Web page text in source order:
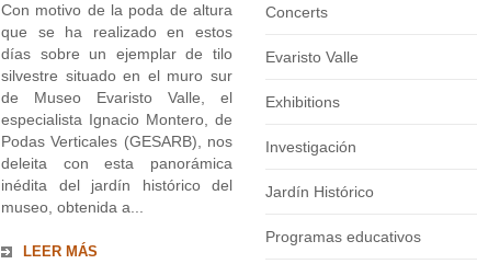
Con motivo de la poda de altura
que se ha realizado en estos
días sobre un ejemplar de tilo
silvestre situado en el muro sur
de Museo Evaristo Valle, el
especialista Ignacio Montero, de
Podas Verticales (GESARB), nos
deleita con esta panorámica
inédita del jardín histórico del
museo, obtenida a...
LEER MÁS
Concerts
Evaristo Valle
Exhibitions
Investigación
Jardín Histórico
Programas educativos